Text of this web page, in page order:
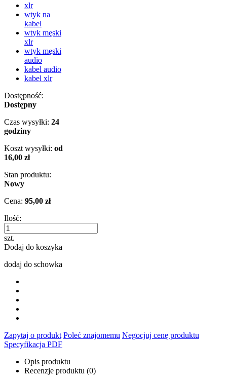
xlr
wtyk na
kabel
wtyk męski
xlr
wtyk męski
audio
kabel audio
kabel xlr
Dostępność:
Dostępny
Czas wysyłki: 24
godziny
Koszt wysyłki: od
16,00 zł
Stan produktu:
Nowy
Cena: 95,00 zł
Ilość:
szt.
Dodaj do koszyka
dodaj do schowka
Zapytaj o produkt Poleć znajomemu Negocjuj cenę produktu
Specyfikacja PDF
Opis produktu
Recenzje produktu (0)